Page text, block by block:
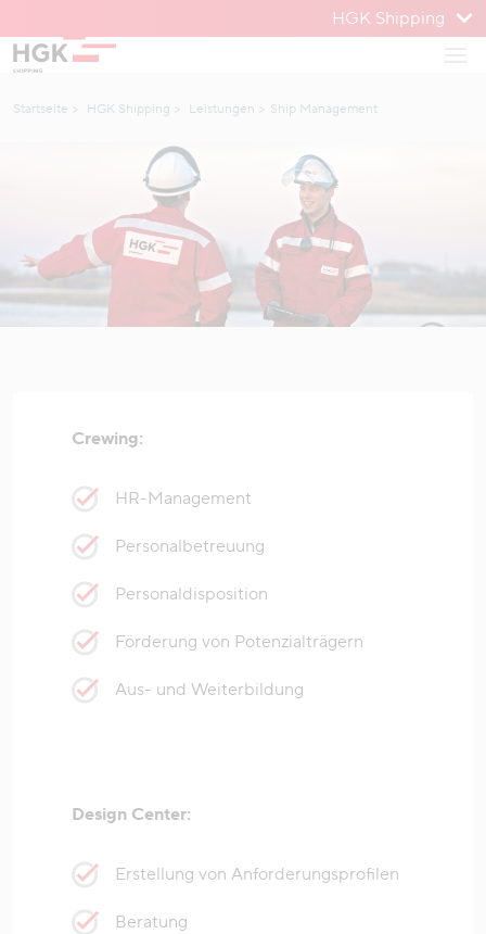
Zum Inhalt
HGK Shipping
Startseite HGK Shipping Leistungen Ship Management
Crewing:
HR-Management
Personalbetreuung
Personaldisposition
Förderung von Potenzialträgern
Aus- und Weiterbildung
Design Center:
Erstellung von Anforderungsprofilen
Beratung